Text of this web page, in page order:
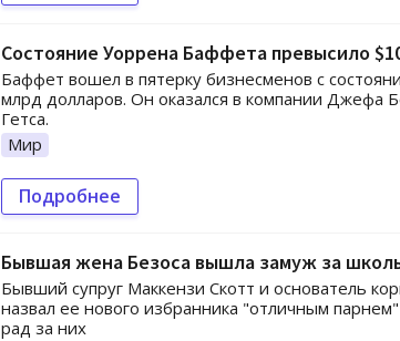
Состояние Уоррена Баффета превысило
Баффет вошел в пятерку бизнесменов с
млрд долларов. Он оказался в компании Джефа
Гетса.
Мир
Подробнее
Бывшая жена Безоса вышла замуж за
Бывший супруг Маккензи Скотт и основатель
назвал ее нового избранника "отличным парнем"
рад за них